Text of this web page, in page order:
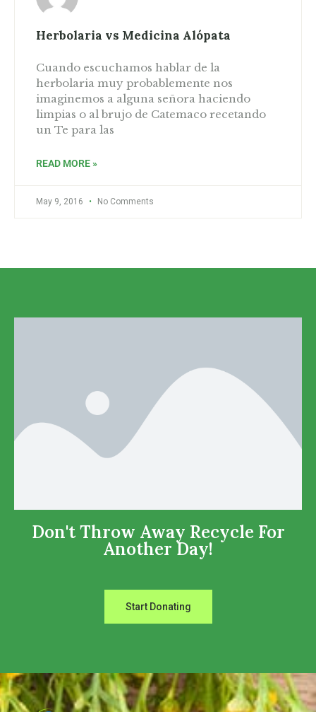
Herbolaria vs Medicina Alópata
Cuando escuchamos hablar de la
herbolaria muy probablemente nos
imaginemos a alguna señora haciendo
limpias o al brujo de Catemaco recetando
un Te para las
READ MORE »
May 9, 2016 No Comments
Don't Throw Away Recycle For
Another Day!
Start Donating